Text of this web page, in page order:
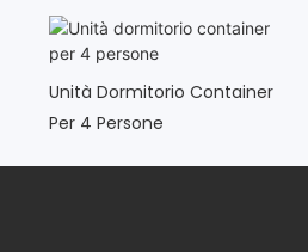
Unità Dormitorio Container
Per 4 Persone